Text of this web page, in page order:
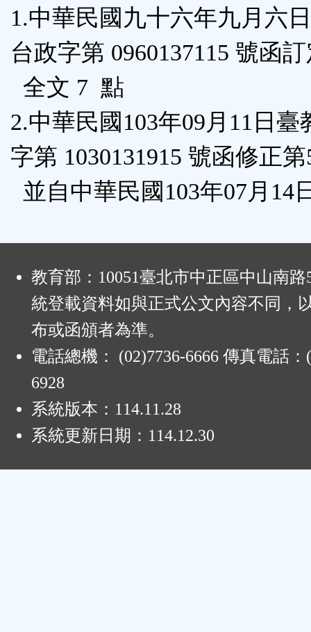
按
鈕
區
1.中華民國九十六年九月六
台政字第 0960137115 號函
全文 7 點
2.中華民國103年09月11日臺
字第 1030131915 號函修正
並自中華民國103年07月14
教育部：10051臺北市中正區中山南
統登載資料如與正式公文內容不同，
布或函頒者為準。
電話總機： (02)7736-6666 傳真電話：
6928
系統版本： 114.11.28
系統更新日期： 114.12.30